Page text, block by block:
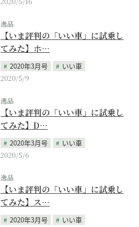
逸品
【いま評判の「いい車」に試乗し
てみた】ホ…
2020年3月号
いい車
2020/5/9
逸品
【いま評判の「いい車」に試乗し
てみた】D…
2020年3月号
いい車
2020/5/6
逸品
【いま評判の「いい車」に試乗し
てみた】ス…
2020年3月号
いい車